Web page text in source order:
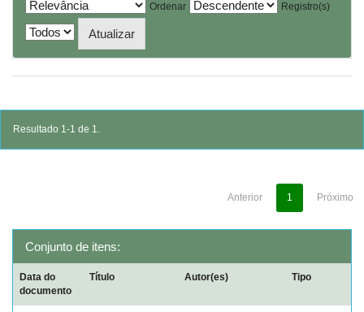
Ordenar
Registro(s)
Resultado 1-1 de 1.
Anterior 1 Próximo
Conjunto de itens:
Data do
documento
Título Autor(es) Tipo